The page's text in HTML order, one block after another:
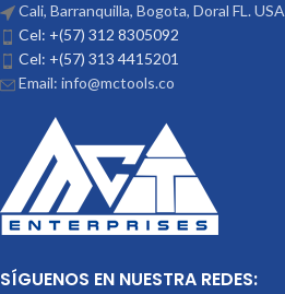
Cali, Barranquilla, Bogota, Doral FL. USA
Cel: +(57) 312 8305092
Cel: +(57) 313 4415201
Email: info@mctools.co
SÍGUENOS EN NUESTRA REDES: